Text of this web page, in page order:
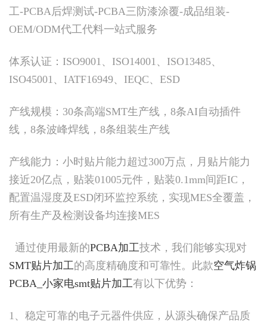
工-PCBA后焊测试-PCBA三防漆涂覆-成品组装-
OEM/ODM代工代料一站式服务
体系认证：ISO9001、ISO14001、ISO13485、
ISO45001、IATF16949、IEQC、ESD
产线规模：30条高端SMT生产线，8条AI自动插件
线，8条波峰焊线，8条组装生产线
产线能力：小时贴片能力超过300万点，月贴片能力
接近20亿点，贴装01005元件，贴装0.1mm间距IC，
配置温湿度及ESD闭环监控系统，实现MES全覆盖，
所有生产及检测设备均连接MES
通过使用最新的PCBA加工技术，我们能够实现对
SMT贴片加工的高度精确度和可靠性。此款空气炸锅
PCBA_小家电smt贴片加工有以下优势：
1、稳定可靠的电子元器件供应，从源头确保产品质